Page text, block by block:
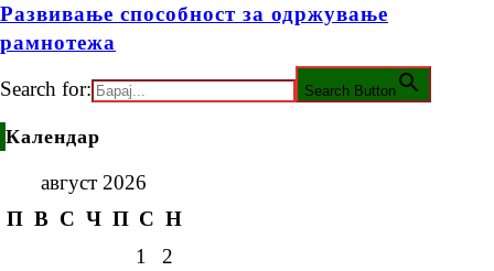
Развивање способност за одржување
рамнотежа
Search for:
Search Button
Календар
август 2026
П В С Ч П С Н
1
2